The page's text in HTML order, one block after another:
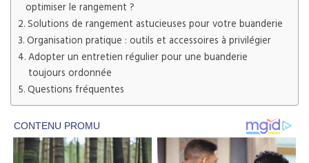
optimiser le rangement ?
Solutions de rangement astucieuses pour votre buanderie
Organisation pratique : outils et accessoires à privilégier
Adopter un entretien régulier pour une buanderie
toujours ordonnée
Questions fréquentes